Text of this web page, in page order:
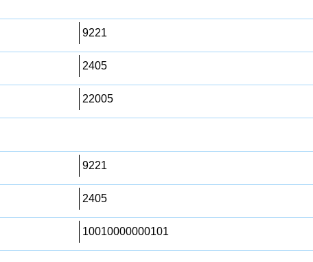
9221
2405
22005
9221
2405
10010000000101